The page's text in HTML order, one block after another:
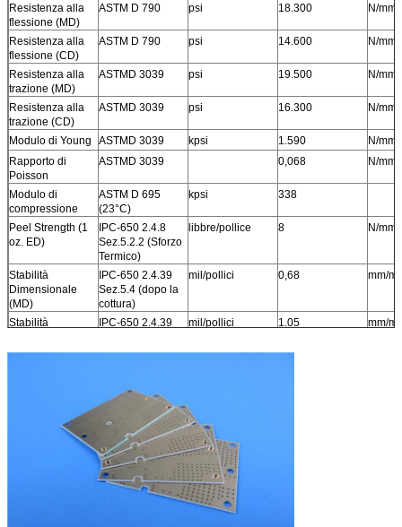
Resistenza alla
flessione (MD)
ASTM D 790 psi 18.300 N/mm2
Resistenza alla
flessione (CD)
ASTM D 790 psi 14.600 N/mm2
Resistenza alla
trazione (MD)
ASTMD 3039 psi 19.500 N/mm2
Resistenza alla
trazione (CD)
ASTMD 3039 psi 16.300 N/mm2
Modulo di Young ASTMD 3039 kpsi 1.590
N/mm2
Rapporto di
Poisson
ASTMD 3039 0,068 N/mm2
Modulo di
compressione
ASTM D 695
(23°C)
kpsi 338
Peel Strength (1
oz. ED)
IPC-650 2.4.8
Sez.5.2.2 (Sforzo
Termico)
libbre/pollice 8 N/mm
Stabilità
Dimensionale
(MD)
IPC-650 2.4.39
Sez.5.4 (dopo la
cottura)
mil/pollici 0,68 mm/m
Stabilità
(CD)
IPC-650 2.4.39
cottura)
mil/pollici 1.05 mm/m
ASTM F 433
CTE (asse X)
ASTM D 3386
(-30°C - 125°C)
ppm/°C
ASTM D 3386
(-30°C - 125°C)
ppm/°C
ASTM D 3386
ppm/°C